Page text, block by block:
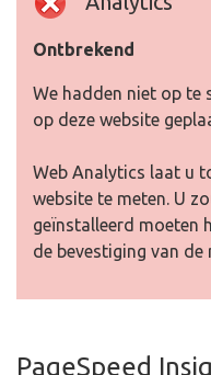
Ontbrekend
We hadden niet op te
op deze website
Web Analytics laat u
website te meten. U
geïnstalleerd moeten
de bevestiging van de
PageSpeed